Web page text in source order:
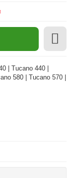
| Tucano 440 |
580 | Tucano 570 |